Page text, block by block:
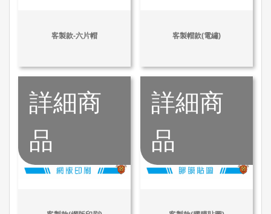
客製款-六片帽 客製帽款(電繡)
詳細商
品
詳細商
品